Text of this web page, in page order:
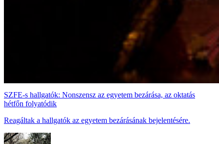
SZFE-s hallgatók: Nonszensz az egyetem bezárása, az oktatás
hétfőn folyatódik
Reagáltak a hallgatók az egyetem bezárásának bejelentésére.